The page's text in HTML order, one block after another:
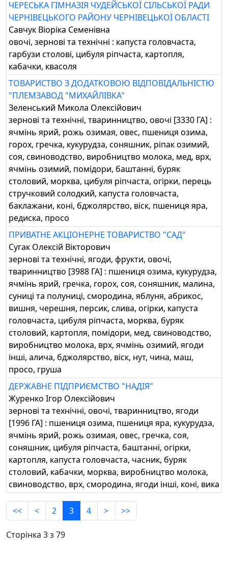
ЧЕРЕСЬКА ГІМНАЗІЯ ЧУДЕЙСЬКОЇ СІЛЬСЬКОЇ РАДИ
ЧЕРНІВЕЦЬКОГО РАЙОНУ ЧЕРНІВЕЦЬКОЇ ОБЛАСТІ
Савчук Віоріка Семенівна
овочі, зернові та технічні : капуста головчаста,
гарбузи столові, цибуля ріпчаста, картопля,
кабачки, квасоля
ТОВАРИСТВО З ДОДАТКОВОЮ ВІДПОВІДАЛЬНІСТЮ
"ПЛЕМЗАВОД "МИХАЙЛІВКА"
Зеленський Микола Олексійович
зернові та технічні, тваринництво, овочі [3330 ГА] :
ячмінь ярий, рожь озимая, овес, пшениця озима,
горох, гречка, кукурудза, соняшник, ріпак озимий,
соя, свиноводство, виробництво молока, мед, врх,
ячмінь озимий, помідори, баштанні, буряк
столовий, морква, цибуля ріпчаста, огірки, перець
стручковий солодкий, капуста головчаста,
баклажани, коні, бджолярство, віск, пшениця яра,
редиска, просо
ПРИВАТНЕ АКЦІОНЕРНЕ ТОВАРИСТВО "САД"
Сугак Олексій Вікторович
зернові та технічні, ягоди, фрукти, овочі,
тваринництво [3988 ГА] : пшениця озима, кукурудза,
ячмінь ярий, гречка, горох, соя, соняшник, малина,
суниці та полуниці, смородина, яблуня, абрикос,
вишня, черешня, персик, слива, огірки, капуста
головчаста, цибуля ріпчаста, морква, буряк
столовий, картопля, помідори, мед, свиноводство,
виробництво молока, врх, ячмінь озимий, ягоди
інші, алича, бджолярство, віск, нут, чина, маш,
просо, груша
ДЕРЖАВНЕ ПІДПРИЄМСТВО "НАДІЯ"
Журенко Ігор Олексійович
зернові та технічні, овочі, тваринництво, ягоди
[1996 ГА] : пшениця озима, пшениця яра, кукурудза,
ячмінь ярий, рожь озимая, овес, гречка, соя,
соняшник, цибуля ріпчаста, баштанні, огірки,
картопля, капуста головчаста, часник, буряк
столовий, кабачки, морква, виробництво молока,
свиноводство, врх, смородина, ягоди інші, коні, вика
<< < 2 3 4 > >>
Сторінка 3 з 79